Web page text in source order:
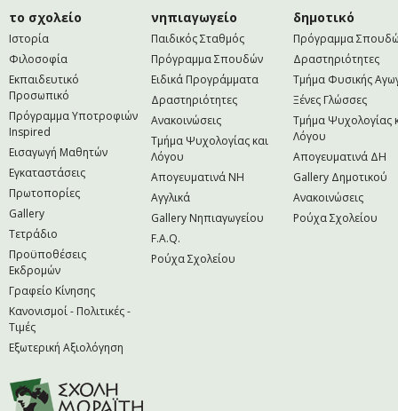
το σχολείο
Ιστορία
Φιλοσοφία
Εκπαιδευτικό
Προσωπικό
Πρόγραμμα Υποτροφιών
Inspired
Εισαγωγή Μαθητών
Εγκαταστάσεις
Πρωτοπορίες
Gallery
Τετράδιο
Προϋποθέσεις
Εκδρομών
Γραφείο Κίνησης
Κανονισμοί - Πολιτικές -
Τιμές
Εξωτερική Αξιολόγηση
νηπιαγωγείο
Παιδικός Σταθμός
Πρόγραμμα Σπουδών
Ειδικά Προγράμματα
Δραστηριότητες
Ανακοινώσεις
Τμήμα Ψυχολογίας και
Λόγου
Απογευματινά NH
Αγγλικά
Gallery Νηπιαγωγείου
F.A.Q.
Ρούχα Σχολείου
δημοτικό
Πρόγραμμα
Δραστηριότητες
Τμήμα Φυσικής
Ξένες Γλώσσες
Τμήμα Ψυχολογίας
Λόγου
Απογευματινά ΔΗ
Gallery Δημοτικού
Ανακοινώσεις
Ρούχα Σχολείου